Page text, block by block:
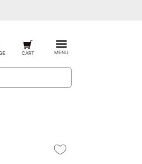
CART MENU